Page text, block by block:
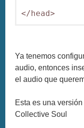
</head>
Ya tenemos
audio, entonces
el audio que
Esta es una
Collective Soul